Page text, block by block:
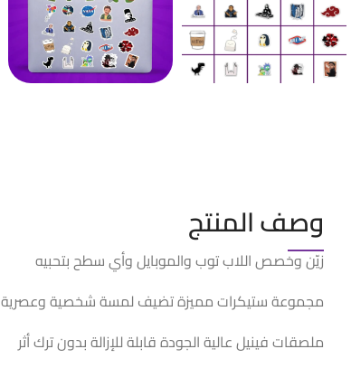
وصف المنتج
زيّن وخصص اللاب توب والموبايل وأي سطح بتحبيه
مجموعة ستيكرات مميزة تضيف لمسة شخصية وعصرية
ملصقات فينيل عالية الجودة قابلة للإزالة بدون ترك أثر